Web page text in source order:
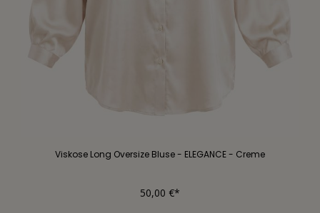
Viskose Long Oversize Bluse - ELEGANCE - Creme
50,00 €*